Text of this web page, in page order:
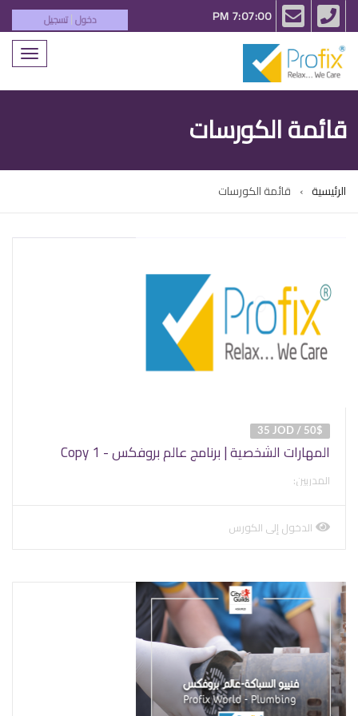
phone
email
7:07:01 PM دخول تسجيل
Toggle
قائمة الكورسات
الرئيسية قائمة الكورسات
35 JOD / 50$
المهارات الشخصية | برنامج عالم بروفكس - Copy 1
المدربين:
view
course
الدخول إلى الكورس